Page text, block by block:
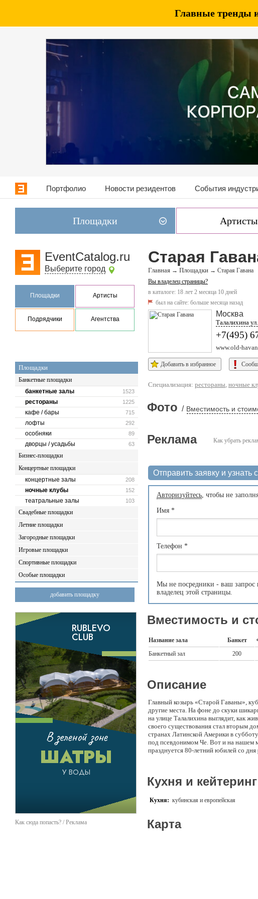
Главные тренды
Портфолио Новости резидентов События
Площадки Артисты
EventCatalog.ru
Выберите город
Площадки Артисты
Подрядчики Агентства
Площадки
Банкетные площадки
1523
банкетные залы
1225
рестораны
715
кафе / бары
292
лофты
89
особняки
63
дворцы / усадьбы
Бизнес-площадки
Концертные площадки
208
концертные залы
152
ночные клубы
103
театральные залы
Свадебные площадки
Летние площадки
Загородные площадки
Игровые площадки
Спортивные площадки
Особые площадки
добавить площадку
Как сюда попасть? / Реклама
Старая
Главная → Площадки → Старая Гавана
Вы владелец страницы?
в каталоге: 18 лет 2 месяца 10 дней
был на сайте: больше месяца назад
Москва
Талалихина
+7(495)
www.old-
Добавить в избранное
Специализация: рестораны, ночные
Фото / Вместимость и
Как убрать
Реклама
Отправить заявку и узнать
Авторизуйтесь, чтобы не
Имя *
Телефон *
Мы не посредники - ваш запрос
владелец этой страницы.
Вместимость и
Название зала Банкет
Банкетный зал
200
Описание
Главный козырь «Старой Гаваны»,
другие места. На фоне до скуки
на улице Талалихина выглядит, как
своего существования стал вторым
странах Латинской Америки в
под псевдонимом Че. Вот и на нашем
празднуется 80-летний юбилей со
Кухня и кейтеринг
Кухня: кубинская и европейская
Карта